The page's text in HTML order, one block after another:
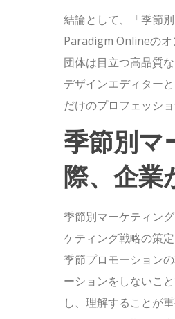
結論として、「季節
Paradigm Onlineのオ
団体は目立つ高品質
デザインエディター
だけのプロフェッシ
季節別マ
際、企業
季節別マーケティン
ケティング戦略の策
季節プロモーション
ーションをしないこ
し、理解することが